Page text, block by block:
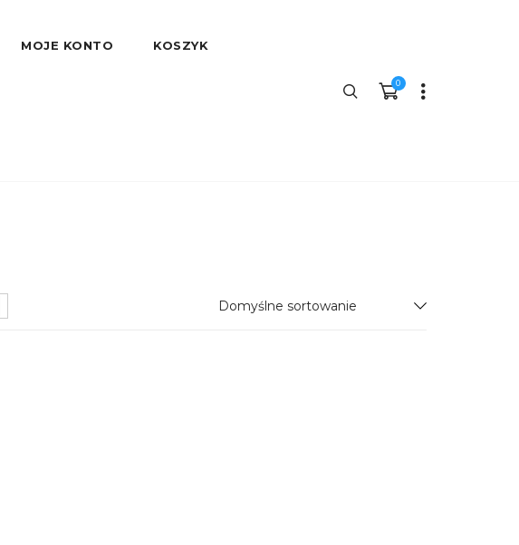
MOJE KONTO KOSZYK
0